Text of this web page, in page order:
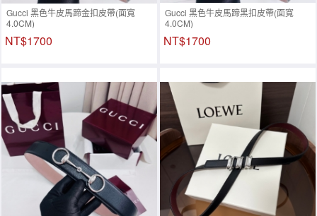
Gucci 黑色牛皮馬蹄金扣皮帶(面寬
4.0CM)
NT$1700
Gucci 黑色牛皮馬蹄黑扣皮帶(面寬
4.0CM)
NT$1700